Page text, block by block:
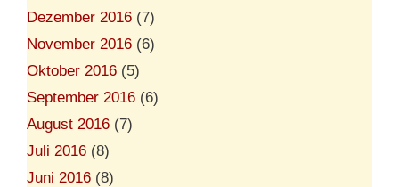
Dezember 2016 (7)
November 2016 (6)
Oktober 2016 (5)
September 2016 (6)
August 2016 (7)
Juli 2016 (8)
Juni 2016 (8)